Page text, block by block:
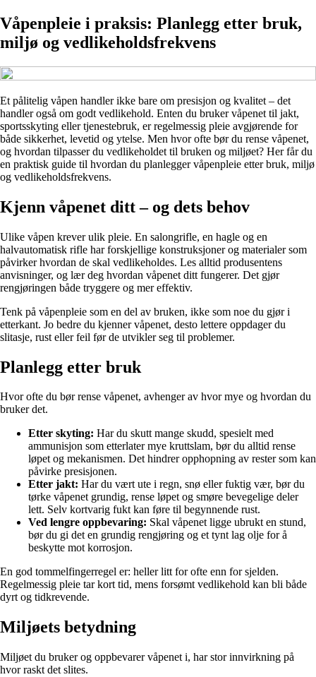
Våpenpleie i praksis: Planlegg etter bruk,
miljø og vedlikeholdsfrekvens
Et pålitelig våpen handler ikke bare om presisjon og kvalitet – det
handler også om godt vedlikehold. Enten du bruker våpenet til jakt,
sportsskyting eller tjenestebruk, er regelmessig pleie avgjørende for
både sikkerhet, levetid og ytelse. Men hvor ofte bør du rense våpenet,
og hvordan tilpasser du vedlikeholdet til bruken og miljøet? Her får du
en praktisk guide til hvordan du planlegger våpenpleie etter bruk, miljø
og vedlikeholdsfrekvens.
Kjenn våpenet ditt – og dets behov
Ulike våpen krever ulik pleie. En salongrifle, en hagle og en
halvautomatisk rifle har forskjellige konstruksjoner og materialer som
påvirker hvordan de skal vedlikeholdes. Les alltid produsentens
anvisninger, og lær deg hvordan våpenet ditt fungerer. Det gjør
rengjøringen både tryggere og mer effektiv.
Tenk på våpenpleie som en del av bruken, ikke som noe du gjør i
etterkant. Jo bedre du kjenner våpenet, desto lettere oppdager du
slitasje, rust eller feil før de utvikler seg til problemer.
Planlegg etter bruk
Hvor ofte du bør rense våpenet, avhenger av hvor mye og hvordan du
bruker det.
Etter skyting: Har du skutt mange skudd, spesielt med
ammunisjon som etterlater mye kruttslam, bør du alltid rense
løpet og mekanismen. Det hindrer opphopning av rester som kan
påvirke presisjonen.
Etter jakt: Har du vært ute i regn, snø eller fuktig vær, bør du
tørke våpenet grundig, rense løpet og smøre bevegelige deler
lett. Selv kortvarig fukt kan føre til begynnende rust.
Ved lengre oppbevaring: Skal våpenet ligge ubrukt en stund,
bør du gi det en grundig rengjøring og et tynt lag olje for å
beskytte mot korrosjon.
En god tommelfingerregel er: heller litt for ofte enn for sjelden.
Regelmessig pleie tar kort tid, mens forsømt vedlikehold kan bli både
dyrt og tidkrevende.
Miljøets betydning
Miljøet du bruker og oppbevarer våpenet i, har stor innvirkning på
hvor raskt det slites.